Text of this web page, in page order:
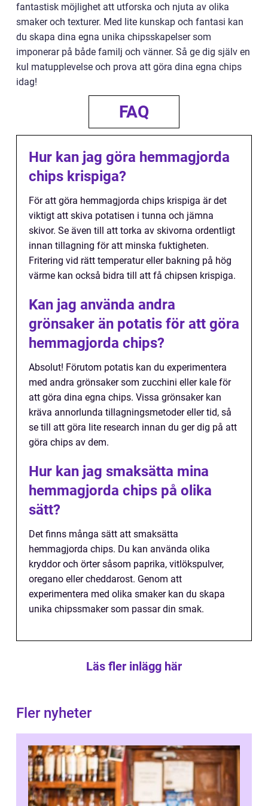
fantastisk möjlighet att utforska och njuta av olika
smaker och texturer. Med lite kunskap och fantasi kan
du skapa dina egna unika chipsskapelser som
imponerar på både familj och vänner. Så ge dig själv en
kul matupplevelse och prova att göra dina egna chips
idag!
FAQ
Hur kan jag göra hemmagjorda
chips krispiga?
För att göra hemmagjorda chips krispiga är det
viktigt att skiva potatisen i tunna och jämna
skivor. Se även till att torka av skivorna ordentligt
innan tillagning för att minska fuktigheten.
Fritering vid rätt temperatur eller bakning på hög
värme kan också bidra till att få chipsen krispiga.
Kan jag använda andra
grönsaker än potatis för att göra
hemmagjorda chips?
Absolut! Förutom potatis kan du experimentera
med andra grönsaker som zucchini eller kale för
att göra dina egna chips. Vissa grönsaker kan
kräva annorlunda tillagningsmetoder eller tid, så
se till att göra lite research innan du ger dig på att
göra chips av dem.
Hur kan jag smaksätta mina
hemmagjorda chips på olika
sätt?
Det finns många sätt att smaksätta
hemmagjorda chips. Du kan använda olika
kryddor och örter såsom paprika, vitlökspulver,
oregano eller cheddarost. Genom att
experimentera med olika smaker kan du skapa
unika chipssmaker som passar din smak.
Läs fler inlägg här
Fler nyheter